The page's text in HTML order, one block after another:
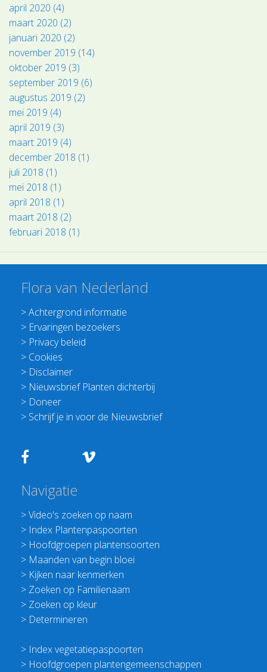
april 2020 (4)
maart 2020 (2)
januari 2020 (2)
november 2019 (14)
oktober 2019 (3)
september 2019 (6)
augustus 2019 (2)
mei 2019 (4)
april 2019 (3)
maart 2019 (4)
december 2018 (1)
juli 2018 (1)
mei 2018 (1)
april 2018 (1)
maart 2018 (2)
februari 2018 (1)
Flora van Nederland
>Achtergrond informatie
> Ervaringen bezoekers
> Privacy beleid
> Cookies
> Disclaimer
> Nieuwsbrief Planten dichterbij
> Doneer
> Schrijf je in voor de Nieuwsbrief
Navigatie
>Video's zoeken op naam
> Index Plantenpaspoorten
> Hoofdgroepen plantensoorten
> Maanden van begin bloei
> Kijken naar kenmerken
> Zoeken op Familienaam
> Zoeken op kleur
> Determineren
> Index vegetatiepaspoorten
> Hoofdgroepen plantengemeenschappen